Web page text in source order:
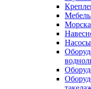
Мебель
Насосы